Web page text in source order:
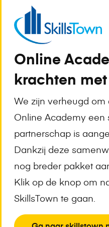
verplicht is. In het
van zijn diensten kan
zal Online Academy
anonimiseren.
Jouw gegevens inzien,
verwijderen
Je mag altijd jouw
en/of verbeteren of
Academy een
jouw “Mijn
Online
krachten
We zijn verheugd
Online Academy een
partnerschap is
Dankzij deze
nog breder pakket
Klik op de knop om
SkillsTown te gaan.